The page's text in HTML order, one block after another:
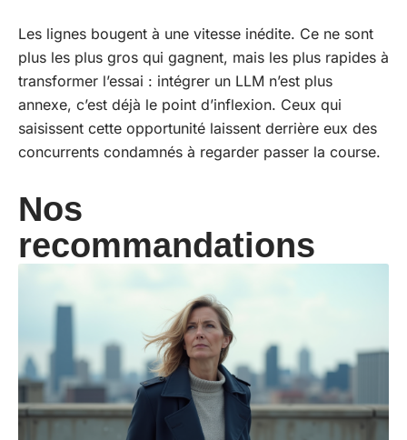
Les lignes bougent à une vitesse inédite. Ce ne sont
plus les plus gros qui gagnent, mais les plus rapides à
transformer l’essai : intégrer un LLM n’est plus
annexe, c’est déjà le point d’inflexion. Ceux qui
saisissent cette opportunité laissent derrière eux des
concurrents condamnés à regarder passer la course.
Nos
recommandations